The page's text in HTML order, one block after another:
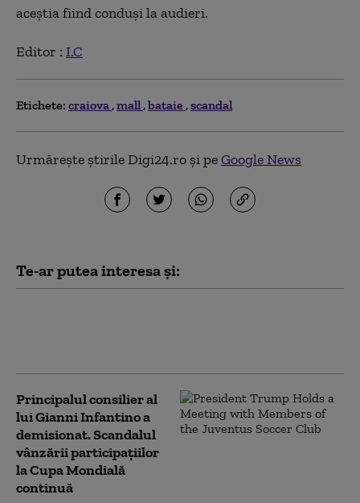
aceștia fiind conduși la audieri.
Editor : I.C
Etichete: craiova mall bataie scandal
Urmărește știrile Digi24.ro și peGoogle News
Te-ar putea interesa și:
Principalul consilier al
lui Gianni Infantino a
demisionat. Scandalul
vânzării participațiilor
la Cupa Mondială
continuă